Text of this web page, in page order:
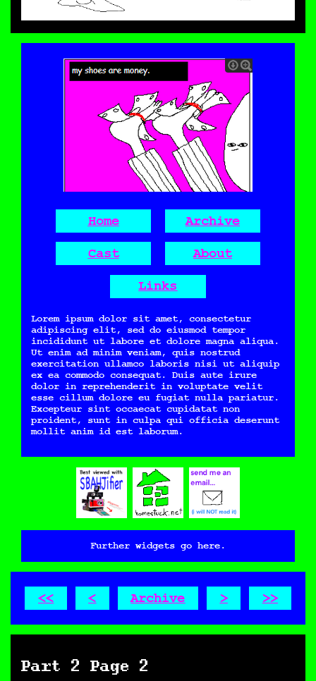
Home Archive
Cast About
Links
Lorem ipsum dolor sit amet, consectetur
adipiscing elit, sed do eiusmod tempor
incididunt ut labore et dolore magna aliqua.
Ut enim ad minim veniam, quis nostrud
exercitation ullamco laboris nisi ut aliquip
ex ea commodo consequat. Duis aute irure
dolor in reprehenderit in voluptate velit
esse cillum dolore eu fugiat nulla pariatur.
Excepteur sint occaecat cupidatat non
proident, sunt in culpa qui officia deserunt
mollit anim id est laborum.
Further widgets go here.
<< < Archive > >>
Part 2 Page 2